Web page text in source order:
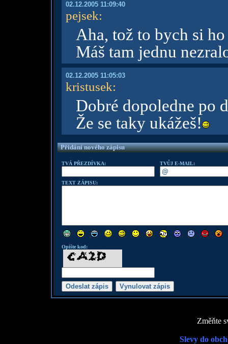
02.12.2005 11:09:40
pejsek:
Aha, tož to bych si
Máš tam jednu
02.12.2005 11:05:03
kristusek:
Dobré dopoledne po
Že se taky ukážeš!
Přidání nového zápisu
TVÁ PŘEZDÍVKA: TVŮJ E-MAIL:
TEXT ZÁPISU:
Opište kod:
Změňte
Slevy do